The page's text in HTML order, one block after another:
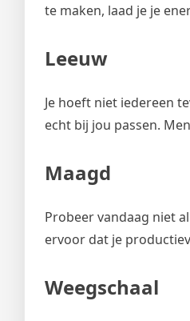
te maken, laad je je
Leeuw
Je hoeft niet iedereen
echt bij jou passen.
Maagd
Probeer vandaag niet
ervoor dat je
Weegschaal